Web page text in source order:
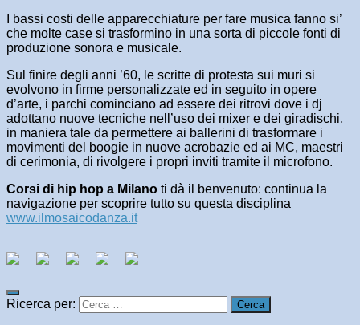
I bassi costi delle apparecchiature per fare musica fanno si’
che molte case si trasformino in una sorta di piccole fonti di
produzione sonora e musicale.
Sul finire degli anni ’60, le scritte di protesta sui muri si
evolvono in firme personalizzate ed in seguito in opere
d’arte, i parchi cominciano ad essere dei ritrovi dove i dj
adottano nuove tecniche nell’uso dei mixer e dei giradischi,
in maniera tale da permettere ai ballerini di trasformare i
movimenti del boogie in nuove acrobazie ed ai MC, maestri
di cerimonia, di rivolgere i propri inviti tramite il microfono.
Corsi di hip hop a Milano ti dà il benvenuto: continua la
navigazione per scoprire tutto su questa disciplina
www.ilmosaicodanza.it
Ricerca per: